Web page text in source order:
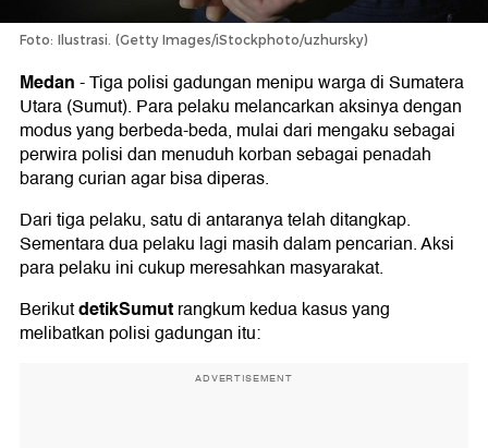
Foto: Ilustrasi. (Getty Images/iStockphoto/uzhursky)
Medan-Tiga polisi gadungan menipu warga di Sumatera
Utara (Sumut). Para pelaku melancarkan aksinya dengan
modus yang berbeda-beda, mulai dari mengaku sebagai
perwira polisi dan menuduh korban sebagai penadah
barang curian agar bisa diperas.
Dari tiga pelaku, satu di antaranya telah ditangkap.
Sementara dua pelaku lagi masih dalam pencarian. Aksi
para pelaku ini cukup meresahkan masyarakat.
BerikutdetikSumutrangkum kedua kasus yang
melibatkan polisi gadungan itu:
ADVERTISEMENT